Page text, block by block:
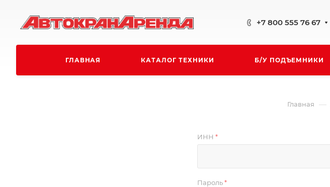
+7 800 555 76 67
ГЛАВНАЯ КАТАЛОГ ТЕХНИКИ Б/У ПОДЪЕМНИКИ
Главная —
ИНН *
Пароль*